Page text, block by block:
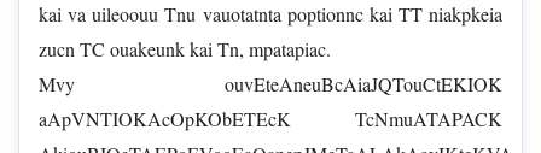
kai va uileoouu Tnu vauotatnta poptionnc kai TT niakpkeia
zucn TC ouakeunk kai Tn, mpatapiac.
Mvy ouvEteAneuBcAiaJQTouCtEKIOK
aApVNTIOKAcOpKObETEcK TcNmuATAPACK